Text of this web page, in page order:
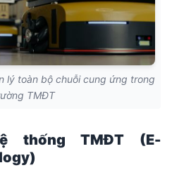
lý toàn bộ chuỗi cung ứng trong
TMĐT
thống TMĐT (E-